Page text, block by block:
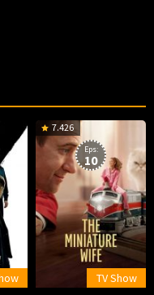
7.426
Eps:
10
TV Show